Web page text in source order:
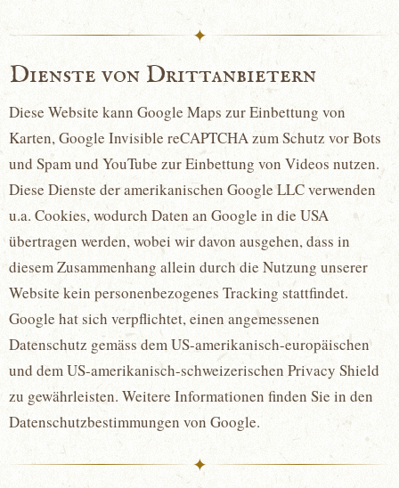
✦
Dienste von Drittanbietern
Diese Website kann Google Maps zur Einbettung von
Karten, Google Invisible reCAPTCHA zum Schutz vor Bots
und Spam und YouTube zur Einbettung von Videos nutzen.
Diese Dienste der amerikanischen Google LLC verwenden
u.a. Cookies, wodurch Daten an Google in die USA
übertragen werden, wobei wir davon ausgehen, dass in
diesem Zusammenhang allein durch die Nutzung unserer
Website kein personenbezogenes Tracking stattfindet.
Google hat sich verpflichtet, einen angemessenen
Datenschutz gemäss dem US-amerikanisch-europäischen
und dem US-amerikanisch-schweizerischen Privacy Shield
zu gewährleisten. Weitere Informationen finden Sie in den
Datenschutzbestimmungen von Google.
✦